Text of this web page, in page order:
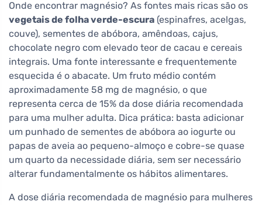
Onde encontrar magnésio? As fontes mais ricas são os
vegetais de folha verde-escura (espinafres, acelgas,
couve), sementes de abóbora, amêndoas, cajus,
chocolate negro com elevado teor de cacau e cereais
integrais. Uma fonte interessante e frequentemente
esquecida é o abacate. Um fruto médio contém
aproximadamente 58 mg de magnésio, o que
representa cerca de 15% da dose diária recomendada
para uma mulher adulta. Dica prática: basta adicionar
um punhado de sementes de abóbora ao iogurte ou
papas de aveia ao pequeno-almoço e cobre-se quase
um quarto da necessidade diária, sem ser necessário
alterar fundamentalmente os hábitos alimentares.
A dose diária recomendada de magnésio para mulheres